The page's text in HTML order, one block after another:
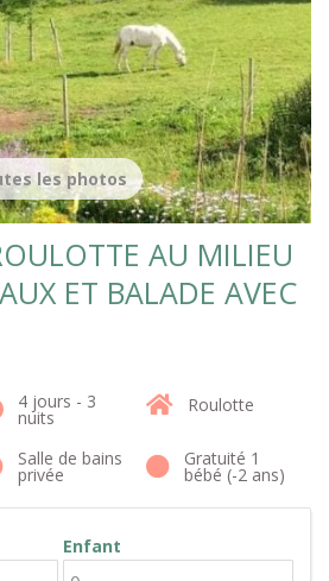
AU MILIEU
ET BALADE AVEC
les photos
4 jours - 3
nuits
Roulotte
Salle de bains
privée
Gratuité 1
bébé (-2 ans)
Enfant